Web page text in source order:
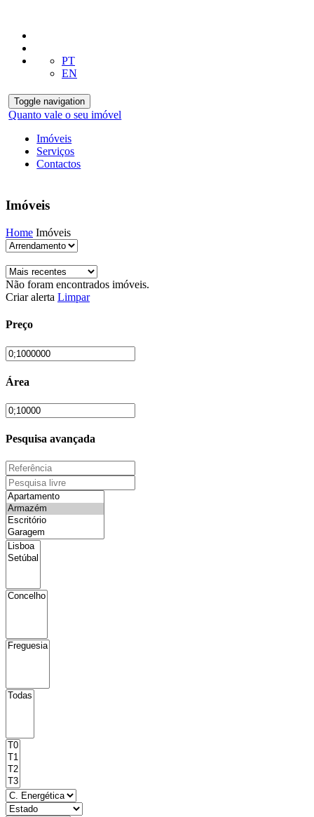
PT
EN
Toggle navigation
Quanto vale o seu imóvel
Imóveis
Serviços
Contactos
Imóveis
Home Imóveis
Não foram encontrados imóveis.
Criar alerta Limpar
Preço
Área
Pesquisa avançada